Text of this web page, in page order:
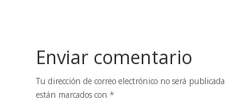
Enviar comentario
Tu dirección de correo electrónico no será publicada.
están marcados con *